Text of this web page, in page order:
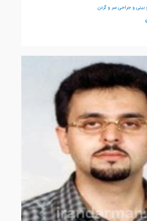
و جراحی سر و گردن